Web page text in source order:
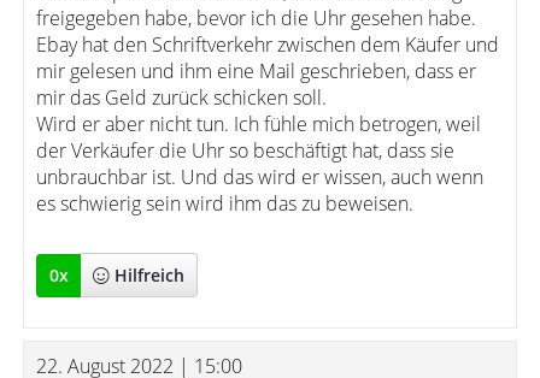
freigegeben habe, bevor ich die Uhr gesehen habe.
Ebay hat den Schriftverkehr zwischen dem Käufer und
mir gelesen und ihm eine Mail geschrieben, dass er
mir das Geld zurück schicken soll.
Wird er aber nicht tun. Ich fühle mich betrogen, weil
der Verkäufer die Uhr so beschäftigt hat, dass sie
unbrauchbar ist. Und das wird er wissen, auch wenn
es schwierig sein wird ihm das zu beweisen.
0x Hilfreich
22. August 2022 | 15:00